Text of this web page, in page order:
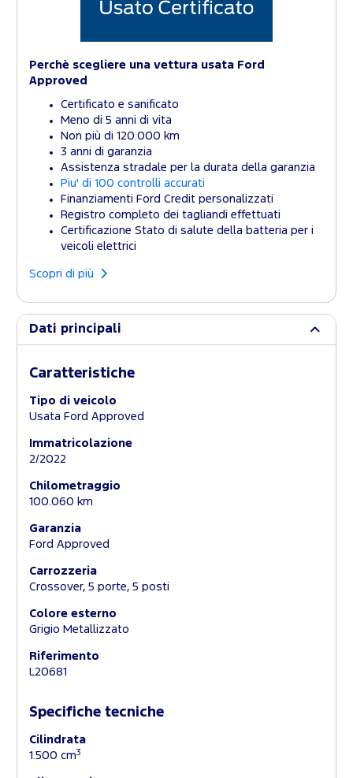
Perchè scegliere una vettura usata Ford
Approved
Certificato e sanificato
Meno di 5 anni di vita
Non più di 120.000 km
3 anni di garanzia
Assistenza stradale per la durata della garanzia
Piu' di 100 controlli accurati
Finanziamenti Ford Credit personalizzati
Registro completo dei tagliandi effettuati
Certificazione Stato di salute della batteria per i
veicoli elettrici
Scopri di più
Dati principali
Caratteristiche
Tipo di veicolo
Usata Ford Approved
Immatricolazione
2/2022
Chilometraggio
100.060 km
Garanzia
Ford Approved
Carrozzeria
Crossover, 5 porte, 5 posti
Colore esterno
Grigio Metallizzato
Riferimento
L20681
Specifiche tecniche
Cilindrata
1.500 cm3